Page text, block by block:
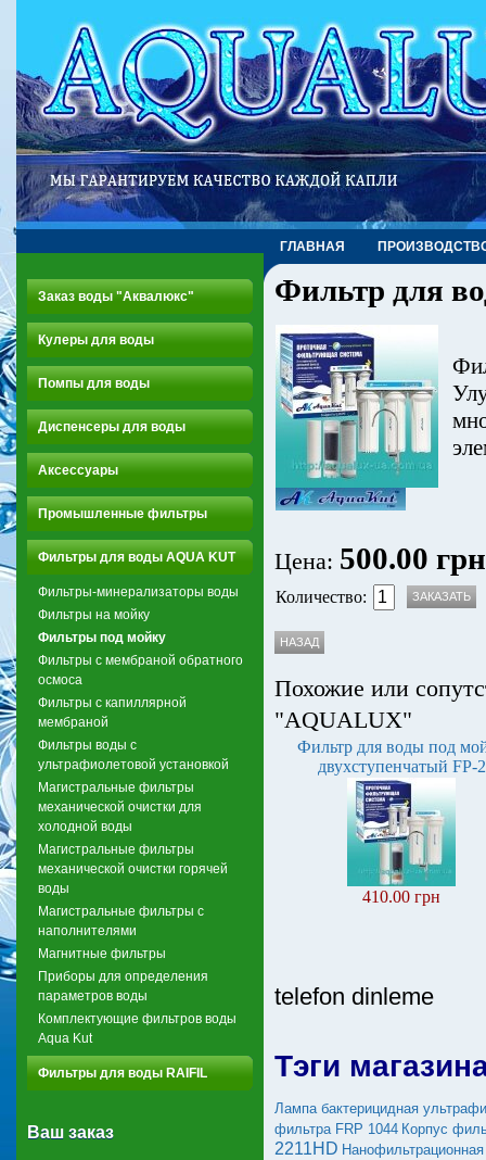
ГЛАВНАЯ
Заказ воды "Аквалюкс"
Кулеры для воды
Помпы для воды
Диспенсеры для воды
Аксессуары
Промышленные фильтры
Фильтры для воды AQUA KUT
Фильтры-минерализаторы воды
Фильтры на мойку
Фильтры под мойку
Фильтры с мембраной обратного
осмоса
Фильтры с капиллярной
мембраной
Фильтры воды с
ультрафиолетовой установкой
Магистральные фильтры
механической очистки для
холодной воды
Магистральные фильтры
механической очистки горячей
воды
Магистральные фильтры с
наполнителями
Магнитные фильтры
Приборы для определения
параметров воды
Комплектующие фильтров воды
Aqua Kut
Фильтры для воды RAIFIL
Ваш заказ
Фильтр для
Цена: 500.00 грн
Количество:
Похожие или
"AQUALUX"
Фильтр для воды под
двухступенчатый FP-2
410.00 грн
telefon dinleme
Тэги
Лампа бактерицидная
фильтра FRP 1044 Корпус
2211HD